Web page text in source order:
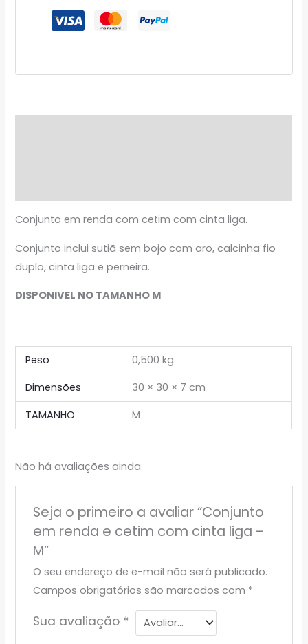
Conjunto em renda com cetim com cinta liga.
Conjunto inclui sutiã sem bojo com aro, calcinha fio
duplo, cinta liga e perneira.
DISPONIVEL NO TAMANHO M
Peso
0,500 kg
Dimensões
30 × 30 × 7 cm
TAMANHO
M
Não há avaliações ainda.
Seja o primeiro a avaliar “Conjunto
em renda e cetim com cinta liga –
M”
O seu endereço de e-mail não será publicado.
Campos obrigatórios são marcados com *
Sua avaliação *